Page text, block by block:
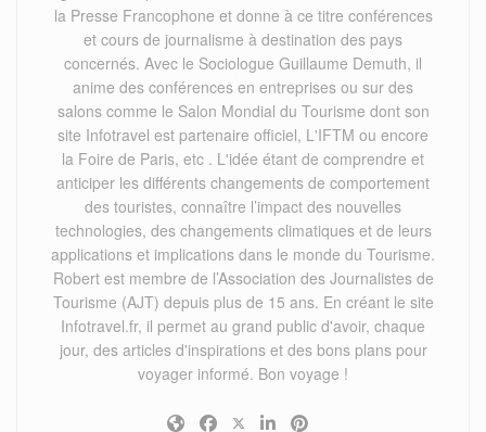
la Presse Francophone et donne à ce titre conférences
et cours de journalisme à destination des pays
concernés. Avec le Sociologue Guillaume Demuth, il
anime des conférences en entreprises ou sur des
salons comme le Salon Mondial du Tourisme dont son
site Infotravel est partenaire officiel, L'IFTM ou encore
la Foire de Paris, etc . L'idée étant de comprendre et
anticiper les différents changements de comportement
des touristes, connaître l’impact des nouvelles
technologies, des changements climatiques et de leurs
applications et implications dans le monde du Tourisme.
Robert est membre de l’Association des Journalistes de
Tourisme (AJT) depuis plus de 15 ans. En créant le site
Infotravel.fr, il permet au grand public d'avoir, chaque
jour, des articles d'inspirations et des bons plans pour
voyager informé. Bon voyage !